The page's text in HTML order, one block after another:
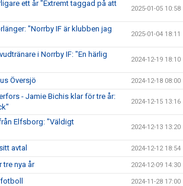
ett år "Extremt taggad på att
2025-01-05 10:58
"Norrby IF är klubben jag
2025-01-04 18:11
i Norrby IF: "En härlig
2024-12-19 18:10
Översjö 2024-12-18 08:00
- Jamie Bichis klar för tre år:
2024-12-15 13:16
Elfsborg: "Väldigt
2024-12-13 13:20
avtal 2024-12-12 18:54
tre nya år 2024-12-09 14:30
2024-11-28 17:00